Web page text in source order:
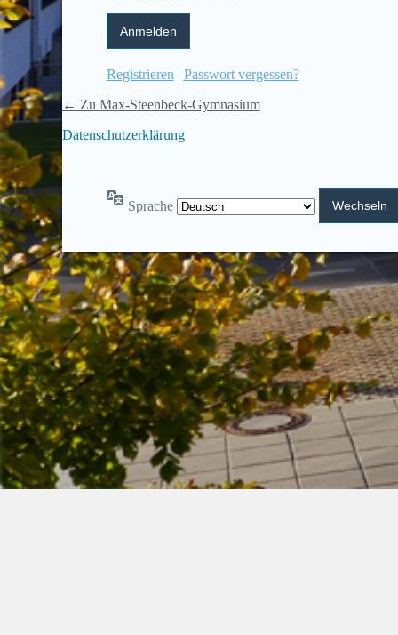
Registrieren | Passwort vergessen?
← Zu Max-Steenbeck-Gymnasium
Datenschutzerklärung
Sprache